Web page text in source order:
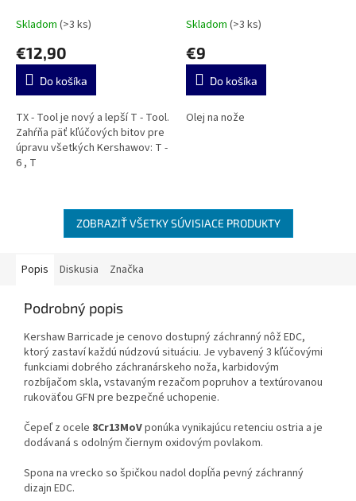
Skladom (>3 ks)
€12,90
Do košíka
TX - Tool je nový a lepší T - Tool.
Zahŕňa päť kľúčových bitov pre
úpravu všetkých Kershawov: T -
6 , T
Skladom (>3 ks)
€9
Do košíka
Olej na nože
ZOBRAZIŤ VŠETKY SÚVISIACE PRODUKTY
Popis Diskusia Značka
Podrobný popis
Kershaw Barricade je cenovo dostupný záchranný nôž EDC,
ktorý zastaví každú núdzovú situáciu. Je vybavený 3 kľúčovými
funkciami dobrého záchranárskeho noža, karbidovým
rozbíjačom skla, vstavaným rezačom popruhov a textúrovanou
rukoväťou GFN pre bezpečné uchopenie.
Čepeľ z ocele 8Cr13MoVponúka vynikajúcu retenciu ostria a je
dodávaná s odolným čiernym oxidovým povlakom.
Spona na vrecko so špičkou nadol dopĺňa pevný záchranný
dizajn EDC.